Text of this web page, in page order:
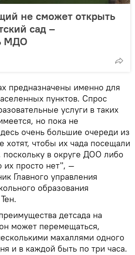
не сможет открыть
сад –
МДО
предназначены именно для
пунктов. Спрос
услуги в таких
но пока не
очень большие очереди из
хотят, чтобы их чада посещали
в округе ДОО либо
просто нет", —
Главного управления
образования
детсада на
может перемещаться,
махаллями одного
и в каждой быть по три часа.